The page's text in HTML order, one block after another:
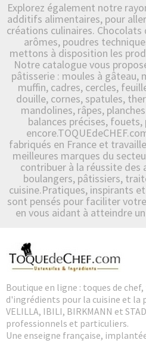
Explorez également notre
additifs alimentaires, pour
créations culinaires.
arômes, poudres
mettons à disposition les
Notre catalogue vous
pâtisserie : moules à gâteau,
muffin, cadres, cercles,
douille, cornes, spatules,
mandolines, râpes,
balances précises, fouets,
fabriqués en France et
meilleures marques du
contribuer à la réussite
boulangers, pâtissiers,
cuisine.Pratiques, inspirants
sont pensés pour faciliter
en vous aidant à atteindre
Boutique en ligne : toques de
d'ingrédients pour la cuisine et la
VELILLA, IBILI, BIRKMANN et
professionnels et particuliers.
Une enseigne française,